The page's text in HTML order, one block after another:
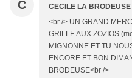
C CECILE LA BRODEUSE
<br /> UN GRAND
GRILLE AUX ZOZIOS
MIGNONNE ET TU
ENCORE ET BON
BRODEUSE<br />